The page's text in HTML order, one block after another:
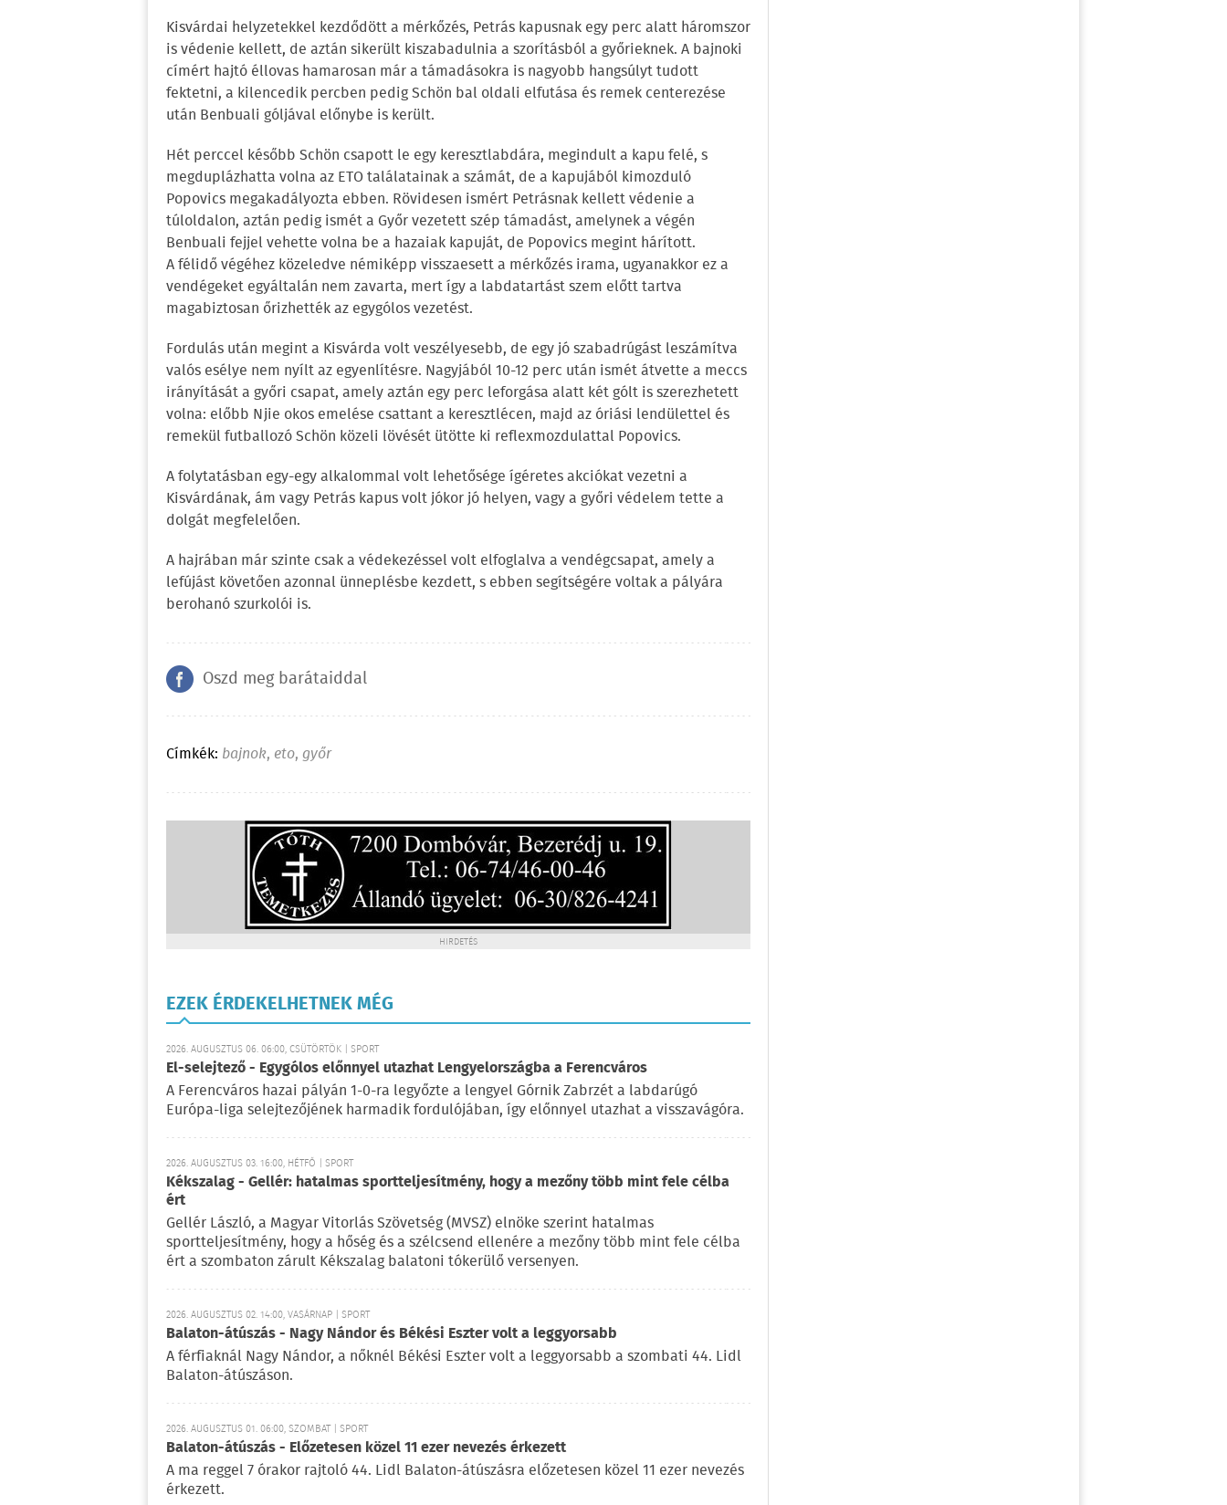
Kisvárdai helyzetekkel kezdődött a mérkőzés, Petrás kapusnak egy perc alatt háromszor
is védenie kellett, de aztán sikerült kiszabadulnia a szorításból a győrieknek. A bajnoki
címért hajtó éllovas hamarosan már a támadásokra is nagyobb hangsúlyt tudott
fektetni, a kilencedik percben pedig Schön bal oldali elfutása és remek centerezése
után Benbuali góljával előnybe is került.
Hét perccel később Schön csapott le egy keresztlabdára, megindult a kapu felé, s
megduplázhatta volna az ETO találatainak a számát, de a kapujából kimozduló
Popovics megakadályozta ebben. Rövidesen ismért Petrásnak kellett védenie a
túloldalon, aztán pedig ismét a Győr vezetett szép támadást, amelynek a végén
Benbuali fejjel vehette volna be a hazaiak kapuját, de Popovics megint hárított.
A félidő végéhez közeledve némiképp visszaesett a mérkőzés irama, ugyanakkor ez a
vendégeket egyáltalán nem zavarta, mert így a labdatartást szem előtt tartva
magabiztosan őrizhették az egygólos vezetést.
Fordulás után megint a Kisvárda volt veszélyesebb, de egy jó szabadrúgást leszámítva
valós esélye nem nyílt az egyenlítésre. Nagyjából 10-12 perc után ismét átvette a meccs
irányítását a győri csapat, amely aztán egy perc leforgása alatt két gólt is szerezhetett
volna: előbb Njie okos emelése csattant a keresztlécen, majd az óriási lendülettel és
remekül futballozó Schön közeli lövését ütötte ki reflexmozdulattal Popovics.
A folytatásban egy-egy alkalommal volt lehetősége ígéretes akciókat vezetni a
Kisvárdának, ám vagy Petrás kapus volt jókor jó helyen, vagy a győri védelem tette a
dolgát megfelelően.
A hajrában már szinte csak a védekezéssel volt elfoglalva a vendégcsapat, amely a
lefújást követően azonnal ünneplésbe kezdett, s ebben segítségére voltak a pályára
berohanó szurkolói is.
Oszd meg barátaiddal
Címkék: bajnok, eto, győr
HIRDETÉS
EZEK ÉRDEKELHETNEK MÉG
2026. AUGUSZTUS 06. 06:00, CSÜTÖRTÖK | SPORT
El-selejtező - Egygólos előnnyel utazhat Lengyelországba a Ferencváros
A Ferencváros hazai pályán 1-0-ra legyőzte a lengyel Górnik Zabrzét a labdarúgó
Európa-liga selejtezőjének harmadik fordulójában, így előnnyel utazhat a visszavágóra.
2026. AUGUSZTUS 03. 16:00, HÉTFŐ | SPORT
Kékszalag - Gellér: hatalmas sportteljesítmény, hogy a mezőny több mint fele célba
ért
Gellér László, a Magyar Vitorlás Szövetség (MVSZ) elnöke szerint hatalmas
sportteljesítmény, hogy a hőség és a szélcsend ellenére a mezőny több mint fele célba
ért a szombaton zárult Kékszalag balatoni tókerülő versenyen.
2026. AUGUSZTUS 02. 14:00, VASÁRNAP | SPORT
Balaton-átúszás - Nagy Nándor és Békési Eszter volt a leggyorsabb
A férfiaknál Nagy Nándor, a nőknél Békési Eszter volt a leggyorsabb a szombati 44. Lidl
Balaton-átúszáson.
2026. AUGUSZTUS 01. 06:00, SZOMBAT | SPORT
Balaton-átúszás - Előzetesen közel 11 ezer nevezés érkezett
A ma reggel 7 órakor rajtoló 44. Lidl Balaton-átúszásra előzetesen közel 11 ezer nevezés
érkezett.